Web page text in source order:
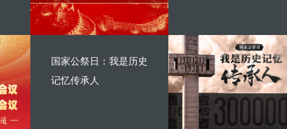
国家公祭日：我是历史
记忆传承人